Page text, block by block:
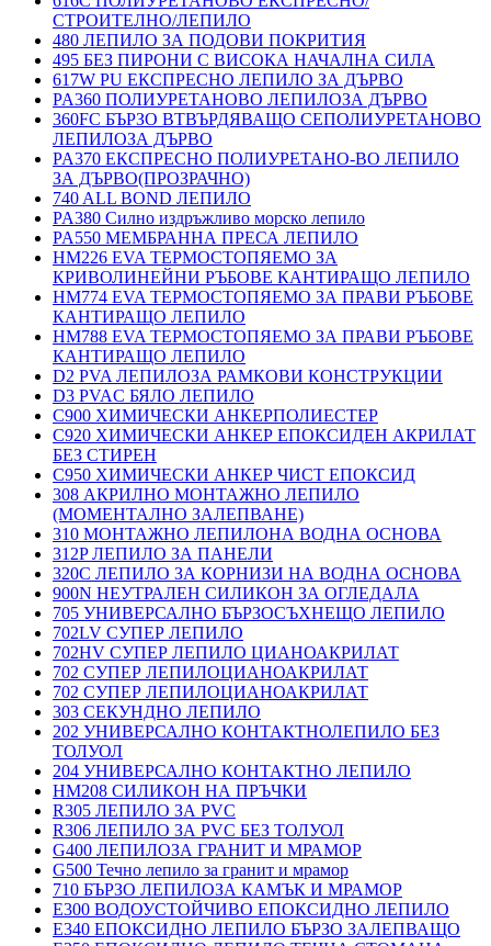
СТРОИТЕЛНО/ЛЕПИЛО
480 ЛЕПИЛО ЗА ПОДОВИ ПОКРИТИЯ
495 БЕЗ ПИРОНИ С ВИСОКА НАЧАЛНА СИЛА
617W PU ЕКСПРЕСНО ЛЕПИЛО ЗА ДЪРВО
PA360 ПОЛИУРЕТАНОВО ЛЕПИЛОЗА ДЪРВО
360FC БЪРЗО ВТВЪРДЯВАЩО СЕПОЛИУРЕТАНОВО
ЛЕПИЛОЗА ДЪРВО
PA370 ЕКСПРЕСНО ПОЛИУРЕТАНО-ВО ЛЕПИЛО
ЗА ДЪРВО(ПРОЗРАЧНО)
740 ALL BOND ЛЕПИЛО
PA380 Силно издръжливо морско лепило
PA550 МЕМБРАННА ПРЕСА ЛЕПИЛО
HM226 EVA ТЕРМОСТОПЯЕМО ЗА
КРИВОЛИНЕЙНИ РЪБОВЕ КАНТИРАЩО ЛЕПИЛО
HM774 EVA ТЕРМОСТОПЯЕМО ЗА ПРАВИ РЪБОВЕ
КАНТИРАЩО ЛЕПИЛО
HM788 EVA ТЕРМОСТОПЯЕМО ЗА ПРАВИ РЪБОВЕ
КАНТИРАЩО ЛЕПИЛО
D2 PVA ЛЕПИЛОЗА РАМКОВИ КОНСТРУКЦИИ
D3 PVAC БЯЛО ЛЕПИЛО
C900 ХИМИЧЕСКИ АНКЕРПОЛИЕСТЕP
C920 ХИМИЧЕСКИ АНКЕР ЕПОКСИДЕН АКРИЛАТ
БЕЗ СТИРЕН
C950 ХИМИЧЕСКИ АНКЕР ЧИСТ ЕПОКСИД
308 АКРИЛНО МОНТАЖНО ЛЕПИЛО
(МОМЕНТАЛНО ЗАЛЕПВАНЕ)
310 МОНТАЖНО ЛЕПИЛОНА ВОДНА ОСНОВА
312P ЛЕПИЛО ЗА ПАНЕЛИ
320C ЛЕПИЛО ЗА КОРНИЗИ НА ВОДНА ОСНОВА
900N НЕУТРАЛЕН СИЛИКОН ЗА ОГЛЕДАЛА
705 УНИВЕРСАЛНО БЪРЗОСЪХНЕЩО ЛЕПИЛО
702LV СУПЕР ЛЕПИЛО
702HV СУПЕР ЛЕПИЛО ЦИАНОАКРИЛАТ
702 СУПЕР ЛЕПИЛОЦИАНОАКРИЛАТ
702 СУПЕР ЛЕПИЛОЦИАНОАКРИЛАТ
303 СЕКУНДНО ЛЕПИЛО
202 УНИВЕРСАЛНО КОНТАКТНОЛЕПИЛО БЕЗ
ТОЛУОЛ
204 УНИВЕРСАЛНО КОНТАКТНО ЛЕПИЛО
HM208 СИЛИКОН НА ПРЪЧКИ
R305 ЛЕПИЛО ЗА PVC
R306 ЛЕПИЛО ЗА PVC БЕЗ ТОЛУОЛ
G400 ЛЕПИЛОЗА ГРАНИТ И МРАМОP
G500 Течно лепило за гранит и мрамор
710 БЪРЗО ЛЕПИЛОЗА КАМЪК И МРАМОP
E300 ВОДОУСТОЙЧИВО ЕПОКСИДНО ЛЕПИЛО
E340 ЕПОКСИДНО ЛЕПИЛО БЪРЗО ЗАЛЕПВАЩО